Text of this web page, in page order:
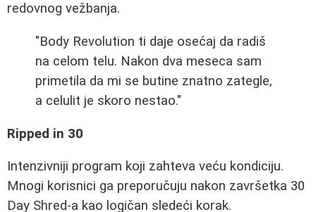
redovnog vežbanja.
"Body Revolution ti daje osećaj da radiš
na celom telu. Nakon dva meseca sam
primetila da mi se butine znatno zategle,
a celulit je skoro nestao."
Ripped in 30
Intenzivniji program koji zahteva veću kondiciju.
Mnogi korisnici ga preporučuju nakon završetka 30
Day Shred-a kao logičan sledeći korak.